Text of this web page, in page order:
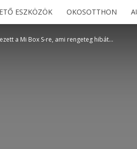
ESZKÖZÖK OKOSOTTHON
a Mi Box S-re, ami rengeteg hibát...